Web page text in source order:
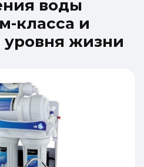
ния воды
м-класса и
уровня жизни